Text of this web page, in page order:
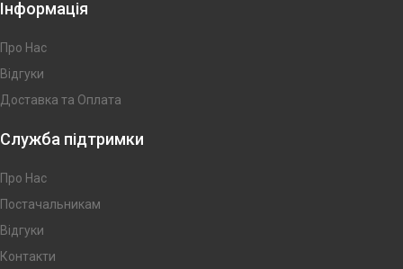
Інформація
Про Нас
Відгуки
Доставка та Оплата
Служба підтримки
Про Нас
Постачальникам
Відгуки
Контакти